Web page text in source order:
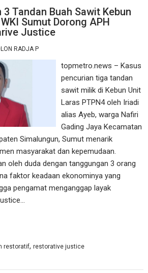
Tandan Buah Sawit Kebun
Sumut Dorong APH
Justice
RADJA P
topmetro.news – Kasus
pencurian tiga tandan
sawit milik di Kebun Unit
Laras PTPN4 oleh Iriadi
alias Ayeb, warga Nafiri
Gading Jaya Kecamatan
Simalungun, Sumut menarik
masyarakat dan kepemudaan.
oleh duda dengan tanggungan 3 orang
faktor keadaan ekonominya yang
pengamat menganggap layak
restoratif,restorative justice